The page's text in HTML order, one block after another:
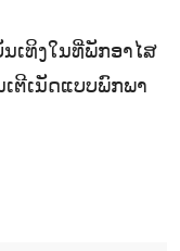
ເທິງໃນທີ່ພັກອາໄສ
ຕີເນັດແບບພົກພາ